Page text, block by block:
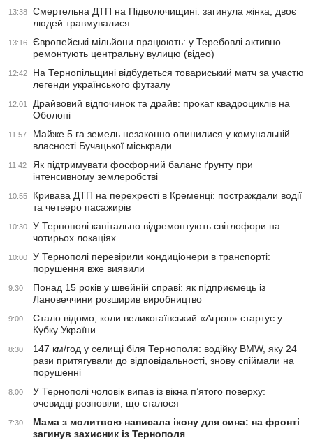
13:38
Смертельна ДТП на Підволочищині: загинула жінка, двоє
людей травмувалися
13:16
Європейські мільйони працюють: у Теребовлі активно
ремонтують центральну вулицю (відео)
12:42
На Тернопільщині відбудеться товариський матч за участю
легенди українського футзалу
12:01
Драйвовий відпочинок та драйв: прокат квадроциклів на
Оболоні
11:57
Майже 5 га земель незаконно опинилися у комунальній
власності Бучацької міськради
11:42
Як підтримувати фосфорний баланс ґрунту при
інтенсивному землеробстві
10:55
Кривава ДТП на перехресті в Кременці: постраждали водії
та четверо пасажирів
10:30
У Тернополі капітально відремонтують світлофори на
чотирьох локаціях
10:00
У Тернополі перевірили кондиціонери в транспорті:
порушення вже виявили
9:30
Понад 15 років у швейній справі: як підприємець із
Лановеччини розширив виробництво
9:00
Стало відомо, коли великогаївський «Агрон» стартує у
Кубку України
8:30
147 км/год у селищі біля Тернополя: водійку BMW, яку 24
рази притягували до відповідальності, знову спіймали на
порушенні
8:00
У Тернополі чоловік випав із вікна п’ятого поверху:
очевидці розповіли, що сталося
7:30
Мама з молитвою написала ікону для сина: на фронті
загинув захисник із Тернополя